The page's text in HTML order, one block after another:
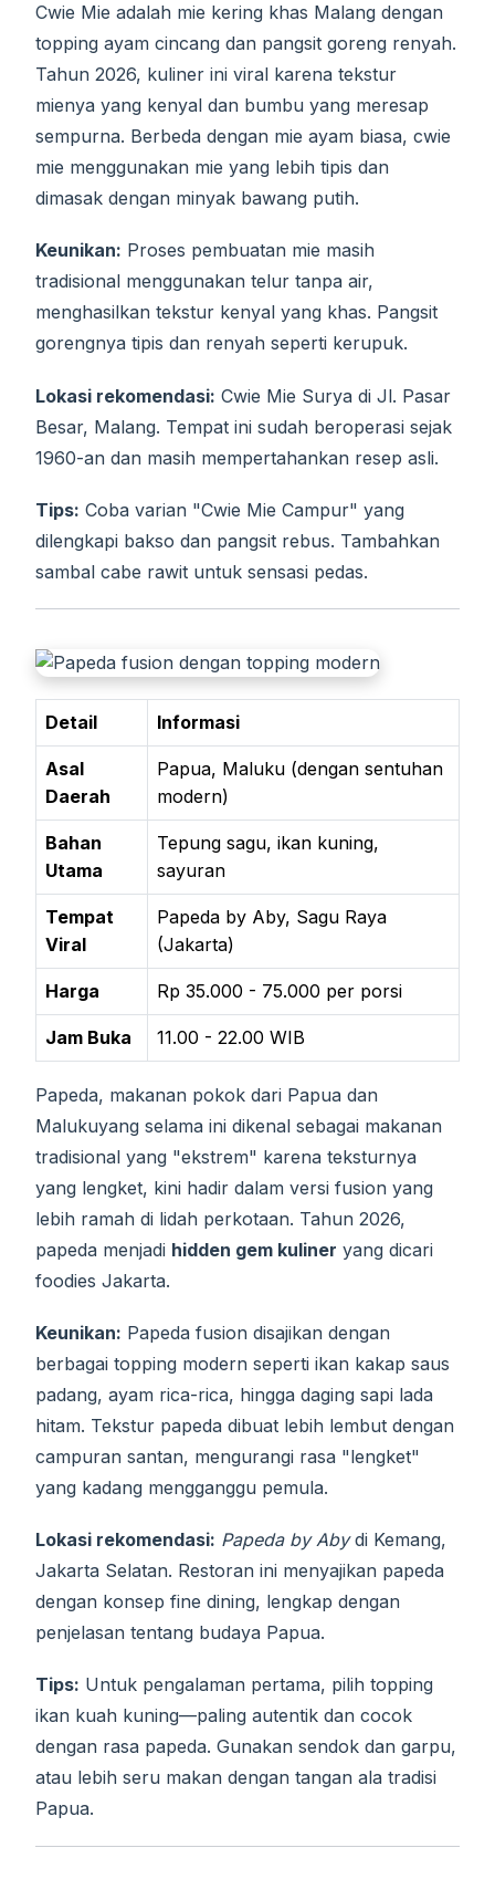
Cwie Mie adalah mie kering khas Malang dengan
topping ayam cincang dan pangsit goreng renyah.
Tahun 2026, kuliner ini viral karena tekstur
mienya yang kenyal dan bumbu yang meresap
sempurna. Berbeda dengan mie ayam biasa, cwie
mie menggunakan mie yang lebih tipis dan
dimasak dengan minyak bawang putih.
Keunikan: Proses pembuatan mie masih
tradisional menggunakan telur tanpa air,
menghasilkan tekstur kenyal yang khas. Pangsit
gorengnya tipis dan renyah seperti kerupuk.
Lokasi rekomendasi: Cwie Mie Surya di Jl. Pasar
Besar, Malang. Tempat ini sudah beroperasi sejak
1960-an dan masih mempertahankan resep asli.
Tips: Coba varian "Cwie Mie Campur" yang
dilengkapi bakso dan pangsit rebus. Tambahkan
sambal cabe rawit untuk sensasi pedas.
Detail Informasi
Asal
Daerah
Papua, Maluku (dengan sentuhan
modern)
Bahan
Utama
Tepung sagu, ikan kuning,
sayuran
Tempat
Viral
Papeda by Aby, Sagu Raya
(Jakarta)
Harga Rp 35.000 - 75.000 per porsi
Jam Buka 11.00 - 22.00 WIB
Papeda, makanan pokok dari Papua dan
Malukuyang selama ini dikenal sebagai makanan
tradisional yang "ekstrem" karena teksturnya
yang lengket, kini hadir dalam versi fusion yang
lebih ramah di lidah perkotaan. Tahun 2026,
papeda menjadi hidden gem kuliner yang dicari
foodies Jakarta.
Keunikan: Papeda fusion disajikan dengan
berbagai topping modern seperti ikan kakap saus
padang, ayam rica-rica, hingga daging sapi lada
hitam. Tekstur papeda dibuat lebih lembut dengan
campuran santan, mengurangi rasa "lengket"
yang kadang mengganggu pemula.
Lokasi rekomendasi: Papeda by Abydi Kemang,
Jakarta Selatan. Restoran ini menyajikan papeda
dengan konsep fine dining, lengkap dengan
penjelasan tentang budaya Papua.
Tips: Untuk pengalaman pertama, pilih topping
ikan kuah kuning—paling autentik dan cocok
dengan rasa papeda. Gunakan sendok dan garpu,
atau lebih seru makan dengan tangan ala tradisi
Papua.